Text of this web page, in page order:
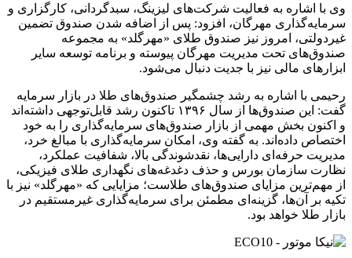
وی با اشاره به فعالیت شرکت‌های لیزینگ، سبدگردانی، کارگزاری و
سرمایه‌گذاری مهرگان، افزود: پس از اضافه شدن صندوق تضمین
غیردولتی، امروز نیز صندوق طلای «مهرگلد» به مجموعه
صندوق‌های تحت مدیریت مهرگان پیوسته و برنامه توسعه سایر
ابزارهای مالی نیز با جدیت دنبال می‌شود.
رحیمی با اشاره به رشد چشمگیر صندوق‌های طلا در بازار سرمایه
گفت: این صندوق‌ها از سال ۱۳۹۶ تاکنون رشد قابل‌توجهی داشته‌اند
و اکنون بخش مهمی از بازار صندوق‌های سرمایه‌گذاری را به خود
اختصاص داده‌اند. به گفته وی، امکان سرمایه‌گذاری با مبالغ خرد،
مدیریت حرفه‌ای دارایی‌ها، نقدشوندگی بالا، شفافیت عملکرد،
نظارت سازمان بورس و حذف دغدغه‌های نگهداری طلای فیزیکی،
از مهم‌ترین مزایای صندوق‌های طلاست؛ مزایایی که «مهرگلد» نیز با
تکیه بر آن‌ها، گزینه‌ای مطمئن برای سرمایه‌گذاری غیرمستقیم در
بازار طلا خواهد بود.